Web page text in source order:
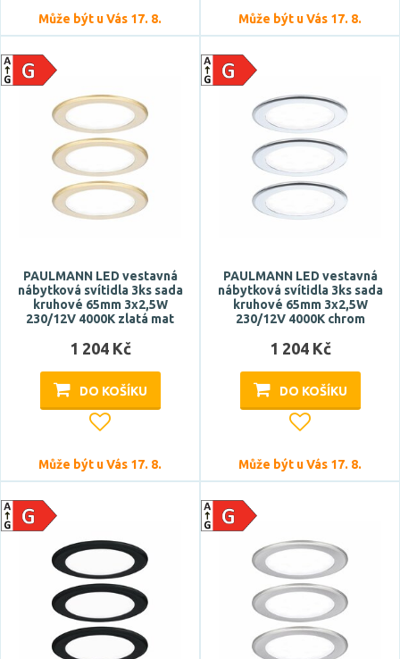
kartáčované železo
kartáčovaný kov
Zobrazit více
Materiál
hliník
kov
silikon
CCT
RGB
výklopné
Styl
klasický
Tvar / motiv
hranatý
kulatý
Může být u Vás 17. 8. Může být u Vás 17. 8.
PAULMANN LED vestavná
nábytková svítidla 3ks sada
kruhové 65mm 3x2,5W
230/12V 4000K zlatá mat
1 204 Kč
DO KOŠÍKU
Může být u Vás 17. 8.
PAULMANN LED vestavná
nábytková svítidla 3ks sada
kruhové 65mm 3x2,5W
230/12V 4000K chrom
1 204 Kč
DO KOŠÍKU
Může být u Vás 17. 8.